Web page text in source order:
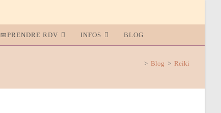
📅PRENDRE RDV INFOS BLOG
> Blog > Reiki